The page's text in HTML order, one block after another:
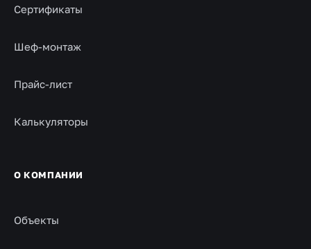
Сертификаты
Шеф-монтаж
Прайс-лист
Калькуляторы
О КОМПАНИИ
Объекты